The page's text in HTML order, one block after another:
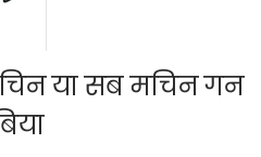
या सब मचिन गन